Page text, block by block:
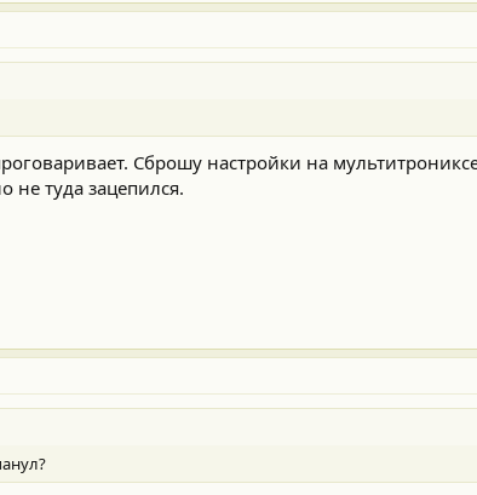
Сброшу настройки на
не туда зацепился.